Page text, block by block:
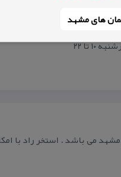
های مشهد
تا ۲۲
می باشد . استخر راد با